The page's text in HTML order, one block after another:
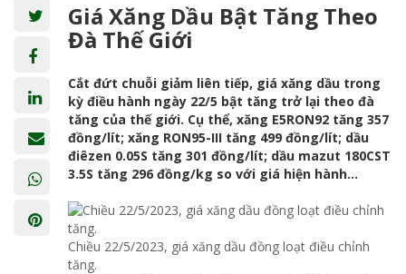
Giá Xăng Dầu Bật Tăng Theo
Đà Thế Giới
Cắt đứt chuỗi giảm liên tiếp, giá xăng dầu trong
kỳ điều hành ngày 22/5 bật tăng trở lại theo đà
tăng của thế giới. Cụ thể, xăng E5RON92 tăng 357
đồng/lít; xăng RON95-III tăng 499 đồng/lít; dầu
điêzen 0.05S tăng 301 đồng/lít; dầu mazut 180CST
3.5S tăng 296 đồng/kg so với giá hiện hành…
Chiều 22/5/2023, giá xăng dầu đồng loạt điều chỉnh
tăng.